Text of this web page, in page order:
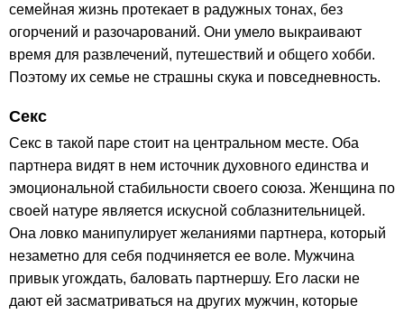
семейная жизнь протекает в радужных тонах, без
огорчений и разочарований. Они умело выкраивают
время для развлечений, путешествий и общего хобби.
Поэтому их семье не страшны скука и повседневность.
Секс
Секс в такой паре стоит на центральном месте. Оба
партнера видят в нем источник духовного единства и
эмоциональной стабильности своего союза. Женщина по
своей натуре является искусной соблазнительницей.
Она ловко манипулирует желаниями партнера, который
незаметно для себя подчиняется ее воле. Мужчина
привык угождать, баловать партнершу. Его ласки не
дают ей засматриваться на других мужчин, которые